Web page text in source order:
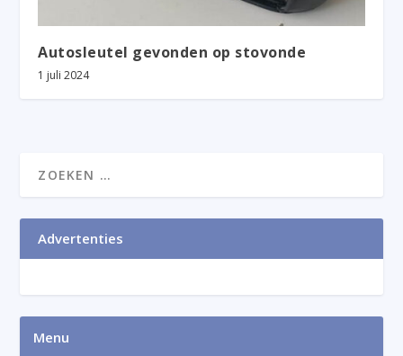
Autosleutel gevonden op stovonde
1 juli 2024
Advertenties
Menu